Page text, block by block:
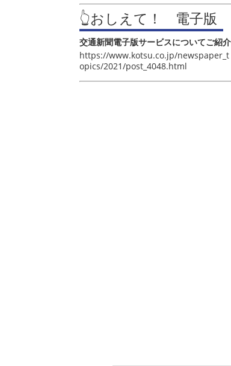
👆おしえて！ 電子版
交通新聞電子版サービスについてご紹介
https://www.kotsu.co.jp/newspaper_t
opics/2021/post_4048.html